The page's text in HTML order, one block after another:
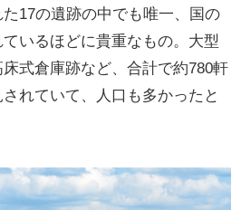
17の遺跡の中でも唯一、国の
いるほどに貴重なもの。大型
式倉庫跡など、合計で約780軒
れていて、人口も多かったと